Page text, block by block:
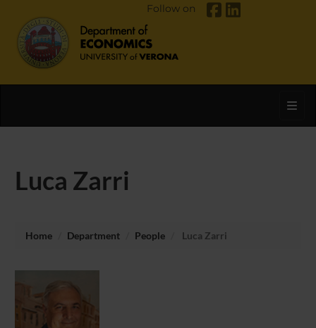
Follow on
Luca Zarri
Home Department People Luca Zarri